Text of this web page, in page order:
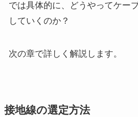
では具体的に、どうやってケー
していくのか？
次の章で詳しく解説します。
接地線の選定方法